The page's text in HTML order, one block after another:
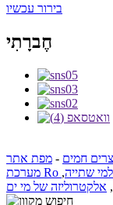
בירור עכשיו
חֶברָתִי
חמים - מפת אתר
שתייה,
, אלקטרוליזה של מי ים